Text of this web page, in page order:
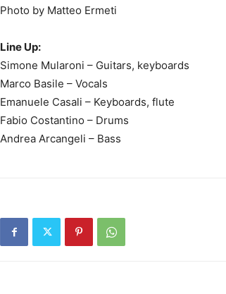
Photo by Matteo Ermeti
Line Up:
Simone Mularoni – Guitars, keyboards
Marco Basile – Vocals
Emanuele Casali – Keyboards, flute
Fabio Costantino – Drums
Andrea Arcangeli – Bass